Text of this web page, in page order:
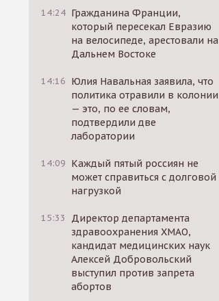
14:24 Гражданина Франции,
который пересекал Евразию
на велосипеде, арестовали на
Дальнем Востоке
14:16 Юлия Навальная заявила, что
политика отравили в колонии
— это, по ее словам,
подтвердили две
лаборатории
14:09 Каждый пятый россиян не
может справиться с долговой
нагрузкой
15:33
Директор департамента
здравоохранения ХМАО,
кандидат медицинских наук
Алексей Добровольский
выступил против запрета
абортов